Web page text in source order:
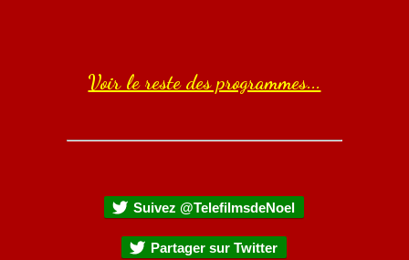
Voir le reste des programmes...
Suivez @TelefilmsdeNoel
Partager sur Twitter